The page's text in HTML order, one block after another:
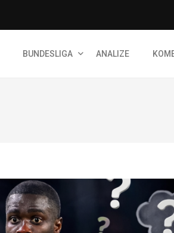
BUNDESLIGA ANALIZE